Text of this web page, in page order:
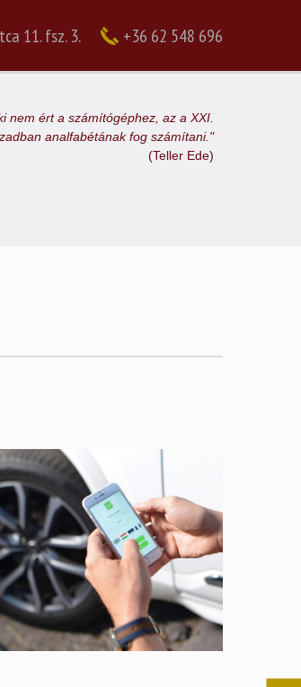
11. fsz. 3. +36 62 548 696
nem ért a számítógéphez, az a XXI.
analfabétának fog számítani."
(Teller Ede)